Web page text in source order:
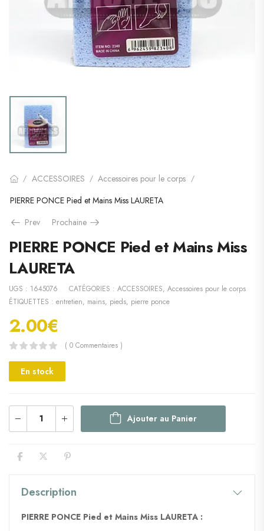
/ ACCESSOIRES / Accessoires pour le corps /
PIERRE PONCE Pied et Mains Miss LAURETA
Prev
Prochaine
PIERRE PONCE Pied et Mains Miss
LAURETA
UGS : 1645076 CATÉGORIES : ACCESSOIRES, Accessoires pour le corps
ÉTIQUETTES : entretien, mains, pieds, pierre ponce
2.00€
( 0 Commentaires )
En stock
Ajouter au Panier
Description
PIERRE PONCE Pied et Mains Miss LAURETA :